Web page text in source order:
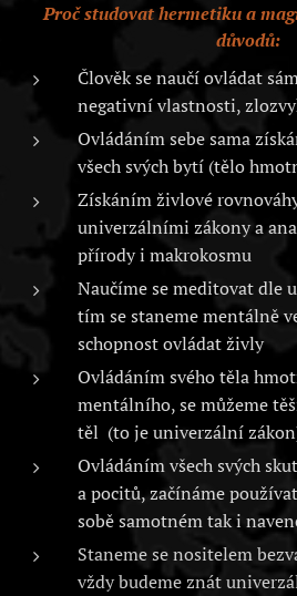
Proč studovat hermetiku a
důvodů:
Člověk se naučí ovládat
negativní vlastnosti,
Ovládáním sebe sama
všech svých bytí (tělo
Získáním živlové
univerzálními zákony a
přírody i makrokosmu
Naučíme se meditovat dle
tím se staneme mentálně
schopnost ovládat živly
Ovládáním svého těla
mentálního, se můžeme
těl (to je univerzální
Ovládáním všech svých
a pocitů, začínáme
sobě samotném tak i
Staneme se nositelem
vždy budeme znát